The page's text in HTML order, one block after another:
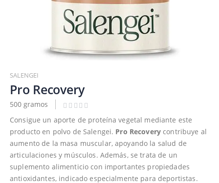
al
comienzo
de
la
galería
imágenes
SALENGEI
Pro Recovery
500 gramos
Consigue un aporte de proteína vegetal mediante este
producto en polvo de Salengei. Pro Recovery contribuye al
aumento de la masa muscular, apoyando la salud de
articulaciones y músculos. Además, se trata de un
suplemento alimenticio con importantes propiedades
antioxidantes, indicado especialmente para deportistas.